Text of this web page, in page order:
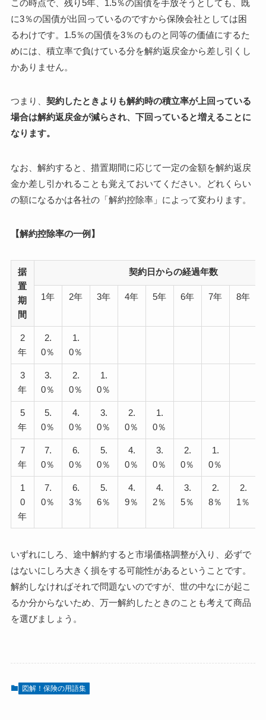
この時点で、残り5年、1.5％の国債を手放そうとしても、既
に3％の国債が出回っているのですから保険会社としては困
るわけです。1.5％の国債を3％のものと同等の価値にするた
めには、積立率で負けている分を解約返戻金から差し引くし
かありません。
つまり、 契約したときよりも解約時の積立率が上回っている
場合は解約返戻金が減らされ、下回っていると増えることに
なります。
なお、解約すると、措置期間に応じて一定の金額を解約返戻
金か差し引かれることも覚えておいてください。どれくらい
の額になるかは各社の「解約控除率」によって変わります。
【解約控除率の一例】
据
置
期
間
契約日からの経過年数
1年 2年 3年 4年 5年 6年 7年 8年
2
年
2.
0％
1.
0％
3
年
3.
0％
2.
0％
1.
0％
5
年
5.
0％
4.
0％
3.
0％
2.
0％
1.
0％
7
年
7.
0％
6.
0％
5.
0％
4.
0％
3.
0％
2.
0％
1.
0％
1
0
年
7.
0％
6.
3％
5.
6％
4.
9％
4.
2％
3.
5％
2.
8％
2.
1％
いずれにしろ、途中解約すると市場価格調整が入り、必ずで
はないにしろ大きく損をする可能性があるということです。
解約しなければそれで問題ないのですが、世の中なにが起こ
るか分からないため、万一解約したときのことも考えて商品
を選びましょう。
図解！保険の用語集